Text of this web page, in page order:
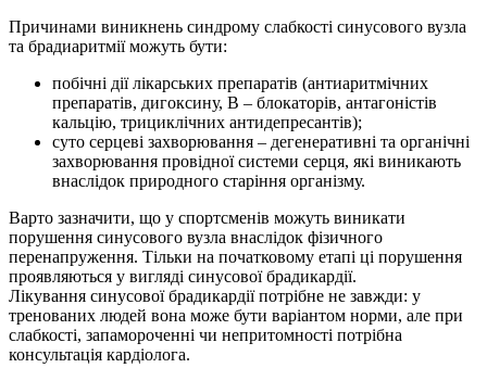
Причинами виникнень синдрому слабкості синусового вузла
та брадиаритмії можуть бути:
побічні дії лікарських препаратів (антиаритмічних
препаратів, дигоксину, В – блокаторів, антагоністів
кальцію, трициклічних антидепресантів);
суто серцеві захворювання – дегенеративні та органічні
захворювання провідної системи серця, які виникають
внаслідок природного старіння організму.
Варто зазначити, що у спортсменів можуть виникати
порушення синусового вузла внаслідок фізичного
перенапруження. Тільки на початковому етапі ці порушення
проявляються у вигляді синусової брадикардії.
Лікування синусової брадикардії потрібне не завжди: у
тренованих людей вона може бути варіантом норми, але при
слабкості, запамороченні чи непритомності потрібна
консультація кардіолога.